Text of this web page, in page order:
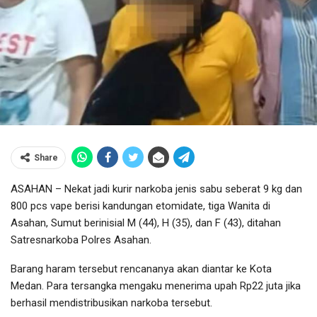
Share
ASAHAN – Nekat jadi kurir narkoba jenis sabu seberat 9 kg dan
800 pcs vape berisi kandungan etomidate, tiga Wanita di
Asahan, Sumut berinisial M (44), H (35), dan F (43), ditahan
Satresnarkoba Polres Asahan.
Barang haram tersebut rencananya akan diantar ke Kota
Medan. Para tersangka mengaku menerima upah Rp22 juta jika
berhasil mendistribusikan narkoba tersebut.